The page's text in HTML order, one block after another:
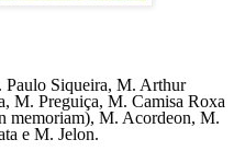
Siqueira, M. Arthur
M. Preguiça, M. Camisa Roxa
memoriam), M. Acordeon, M.
e M. Jelon.